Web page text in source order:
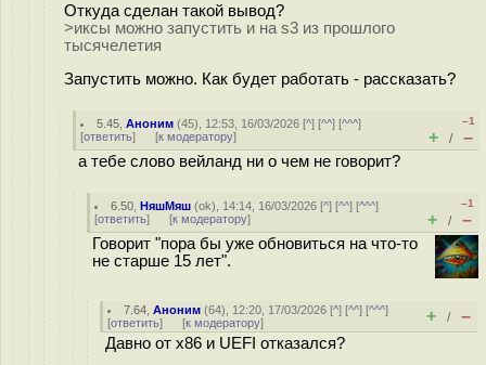
Откуда сделан такой вывод?
>иксы можно запустить и на s3 из прошлого
тысячелетия
Запустить можно. Как будет работать - рассказать?
5.45 ,Аноним (45), 12:53, 16/03/2026 [^] [^^] [^^^]
[ответить] [к модератору]
–1
+ / –
а тебе слово вейланд ни о чем не говорит?
6.50 ,НяшМяш (ok), 14:14, 16/03/2026 [^] [^^] [^^^]
[ответить] [к модератору]
–1
+ / –
Говорит "пора бы уже обновиться на что-то
не старше 15 лет".
7.64 ,Аноним (64), 12:20, 17/03/2026 [^] [^^] [^^^]
[ответить] [к модератору] + / –
Давно от x86 и UEFI отказался?